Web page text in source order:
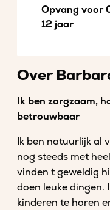
Opvang voor
12 jaar
Over
Ik ben zorgzaam,
betrouwbaar
Ik ben natuurlijk al
nog steeds met
vinden t geweldig
doen leuke dingen.
kinderen te horen